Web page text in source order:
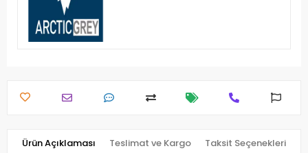
Ürün Açıklaması Teslimat ve Kargo Taksit Seçenekleri